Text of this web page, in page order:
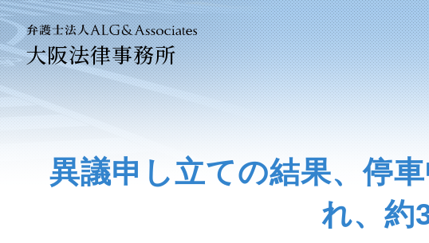
大阪法律事務所
法人のお客様ご相談
ベトナム進出支援相
個人
離婚
相続問
異議申し立ての結果、停
れ、約